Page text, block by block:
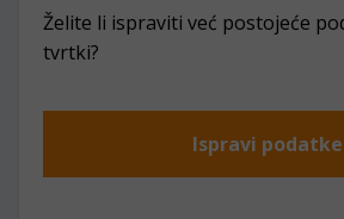
Želite li ispraviti već postojeće
tvrtki?
Ispravi podatke